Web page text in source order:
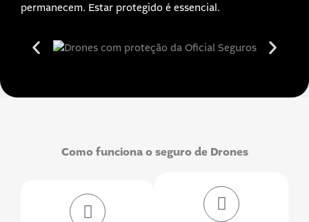
permanecem. Estar protegido é essencial.
Como funciona o seguro de Drones